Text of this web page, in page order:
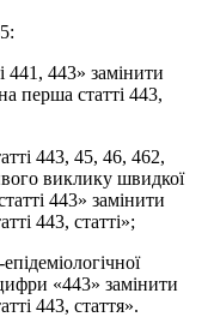
441, 443» замінити
перша статті 443,
443, 45, 46, 462,
виклику швидкої
443» замінити
443, статті»;
«443» замінити
443, стаття».